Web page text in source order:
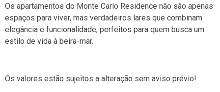
Os apartamentos do Monte Carlo Residence não são apenas
espaços para viver, mas verdadeiros lares que combinam
elegância e funcionalidade, perfeitos para quem busca um
estilo de vida à beira-mar.
Os valores estão sujeitos a alteração sem aviso prévio!